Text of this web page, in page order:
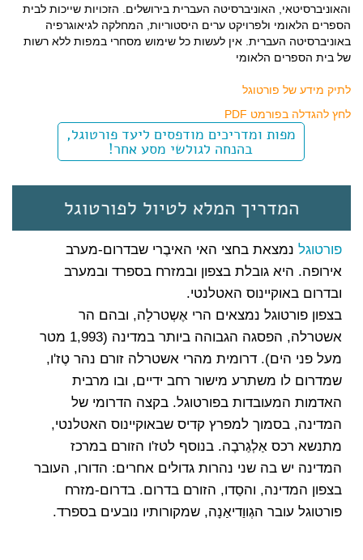
והאוניברסיטאי
האוניברסיטה העברית בירושלים
הזכויות שייכות לבית
הספרים הלאומי ולפרויקט ערים היסטוריות המחלקה לגיאוגרפיה
באוניברסיטה העברית אין לעשות כל שימוש מסחרי במפות ללא רשות
של בית הספרים הלאומי
לתיק מידע של פורטוגל
לחץ להגדלה בפורמט PDF
מפות ומדריכים מודפסים ליעד פורטוגל,
בהנחה לגולשי מסע אחר!
המדריך המלא לטיול לפורטוגל
פורטוגל נמצאת בחצי האי האיבֶרי שבדרום-מערב
אירופה. היא גובלת בצפון ובמזרח בספרד ובמערב
ובדרום באוקיינוס האטלנטי.
בצפון פורטוגל נמצאים הרי אֶשְטרלָה, ובהם הר
אשטרלה, הפסגה הגבוהה ביותר במדינה (1,993 מטר
מעל פני הים). דרומית מהרי אשטרלה זורם נהר טֶז'ו,
שמדרום לו משתרע מישור רחב ידיים, ובו מרבית
האדמות המעובדות בפורטוגל. בקצה הדרומי של
המדינה, בסמוך למפרץ קדיס שבאוקיינוס האטלנטי,
מתנשא רכס אַלְגַרבֶה. בנוסף לטז'ו הזורם במרכז
המדינה יש בה שני נהרות גדולים אחרים: הדורו, העובר
בצפון המדינה, והסַדו, הזורם בדרום. בדרום-מזרח
פורטוגל עובר הגְווַדיאַנָה, שמקורותיו נובעים בספרד.